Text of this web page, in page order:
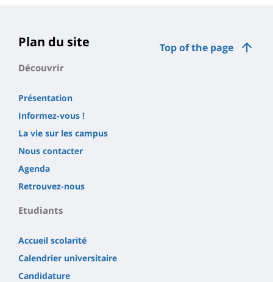
page
principale
Top of the page
Plan du site
Découvrir
Présentation
Informez-vous !
La vie sur les campus
Nous contacter
Agenda
Retrouvez-nous
Etudiants
Accueil scolarité
Calendrier universitaire
Candidature